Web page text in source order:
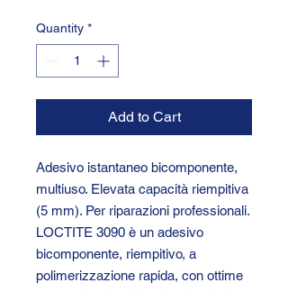
Quantity *
Add to Cart
Adesivo istantaneo bicomponente,
multiuso. Elevata capacità riempitiva
(5 mm). Per riparazioni professionali.
LOCTITE 3090 è un adesivo
bicomponente, riempitivo, a
polimerizzazione rapida, con ottime